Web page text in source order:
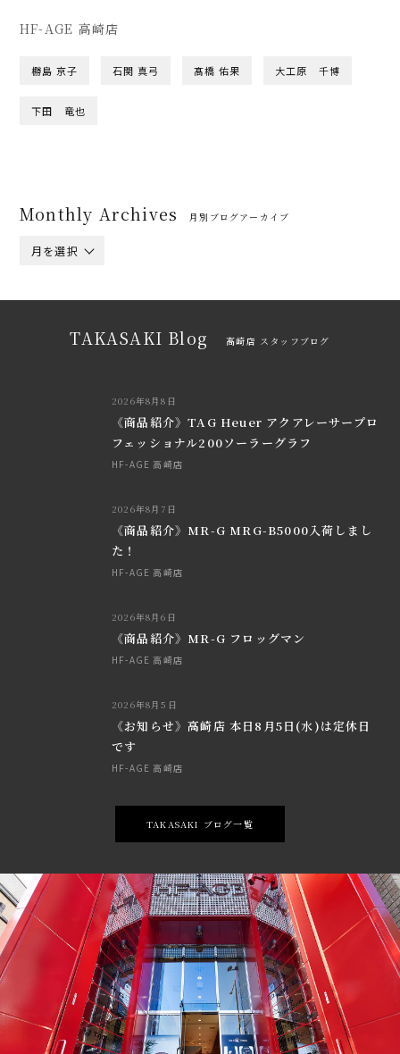
HF-AGE 高崎店
橳島 京子 石関 真弓 髙橋 佑果 大工原 千博
下田 竜也
Monthly Archives 月別ブログアーカイブ
月を選択
TAKASAKI Blog 高崎店 スタッフブログ
2026年8月8日
《商品紹介》TAG Heuer アクアレーサープロ
フェッショナル200ソーラーグラフ
HF-AGE 高崎店
2026年8月7日
《商品紹介》MR-G MRG-B5000入荷しまし
た！
HF-AGE 高崎店
2026年8月6日
《商品紹介》MR-G フロッグマン
HF-AGE 高崎店
2026年8月5日
《お知らせ》高崎店 本日8月5日(水)は定休日
です
HF-AGE 高崎店
TAKASAKI ブログ一覧